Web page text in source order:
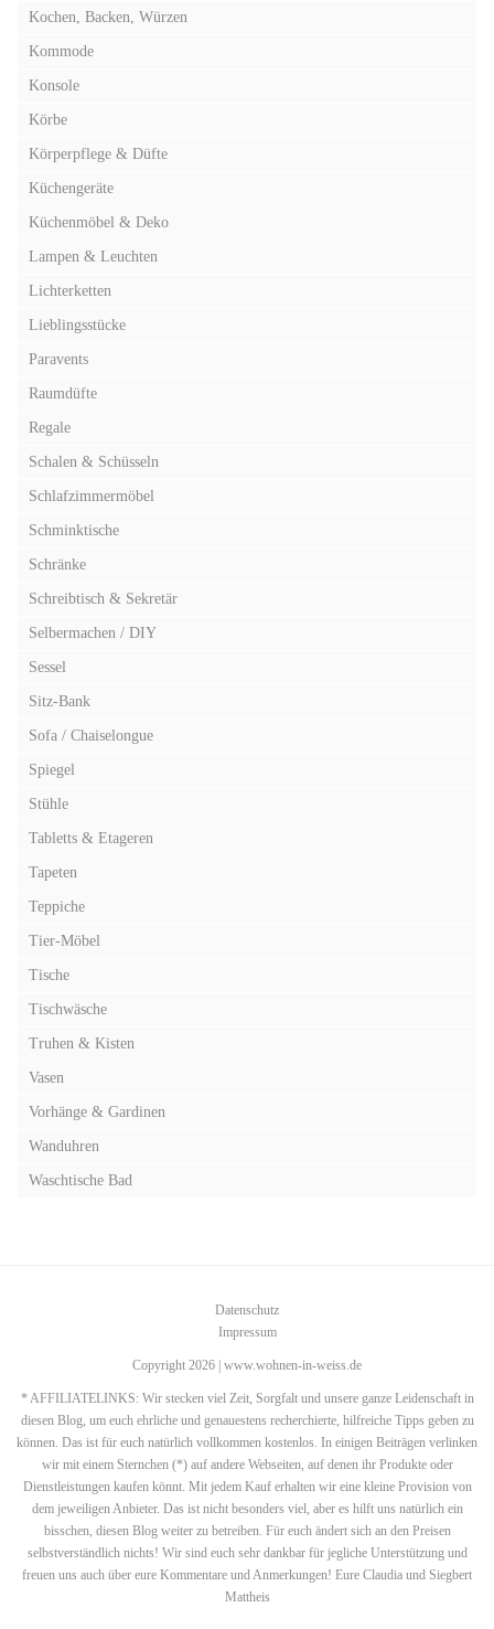
Kochen, Backen, Würzen
Kommode
Konsole
Körbe
Körperpflege & Düfte
Küchengeräte
Küchenmöbel & Deko
Lampen & Leuchten
Lichterketten
Lieblingsstücke
Paravents
Raumdüfte
Regale
Schalen & Schüsseln
Schlafzimmermöbel
Schminktische
Schränke
Schreibtisch & Sekretär
Selbermachen / DIY
Sessel
Sitz-Bank
Sofa / Chaiselongue
Spiegel
Stühle
Tabletts & Etageren
Tapeten
Teppiche
Tier-Möbel
Tische
Tischwäsche
Truhen & Kisten
Vasen
Vorhänge & Gardinen
Wanduhren
Waschtische Bad
Datenschutz
Impressum
Copyright 2026 | www.wohnen-in-weiss.de
* AFFILIATELINKS: Wir stecken viel Zeit, Sorgfalt und unsere ganze Leidenschaft in
diesen Blog, um euch ehrliche und genauestens recherchierte, hilfreiche Tipps geben zu
können. Das ist für euch natürlich vollkommen kostenlos. In einigen Beiträgen verlinken
wir mit einem Sternchen (*) auf andere Webseiten, auf denen ihr Produkte oder
Dienstleistungen kaufen könnt. Mit jedem Kauf erhalten wir eine kleine Provision von
dem jeweiligen Anbieter. Das ist nicht besonders viel, aber es hilft uns natürlich ein
bisschen, diesen Blog weiter zu betreiben. Für euch ändert sich an den Preisen
selbstverständlich nichts! Wir sind euch sehr dankbar für jegliche Unterstützung und
freuen uns auch über eure Kommentare und Anmerkungen! Eure Claudia und Siegbert
Mattheis